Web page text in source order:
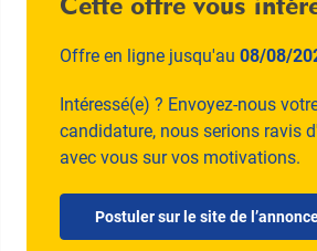
Offre en ligne jusqu'au 08/08/
Intéressé(e) ? Envoyez-nous
candidature, nous serions ravis
avec vous sur vos motivations.
Postuler sur le site de